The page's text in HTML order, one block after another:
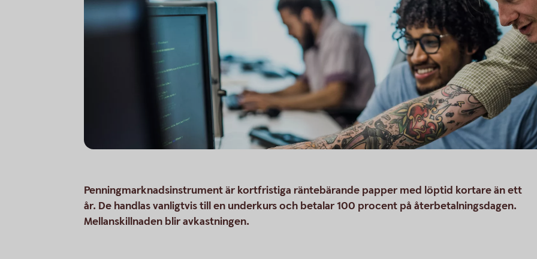
Penningmarknadsinstrument är kortfristiga räntebärande papper med löptid kortare än ett
år. De handlas vanligtvis till en underkurs och betalar 100 procent på återbetalningsdagen.
Mellanskillnaden blir avkastningen.